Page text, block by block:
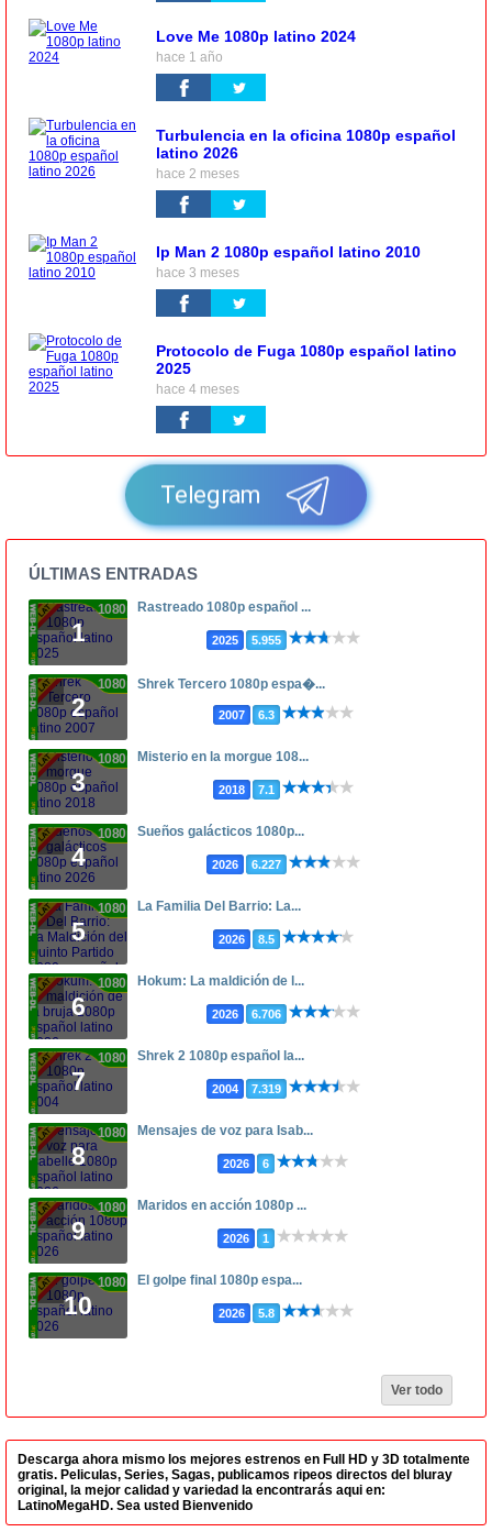
Love Me 1080p latino 2024
hace 1 año
Turbulencia en la oficina 1080p español
latino 2026
hace 2 meses
Ip Man 2 1080p español latino 2010
hace 3 meses
Protocolo de Fuga 1080p español latino
2025
hace 4 meses
Telegram
ÚLTIMAS ENTRADAS
1
1080p Rastreado 1080p español ...
2025 5.955
2
1080p Shrek Tercero 1080p espa�...
2007 6.3
3
1080p Misterio en la morgue 108...
2018 7.1
4
1080p Sueños galácticos 1080p...
2026 6.227
5
1080p La Familia Del Barrio: La...
2026 8.5
6
1080p Hokum: La maldición de l...
2026 6.706
7
1080p Shrek 2 1080p español la...
2004 7.319
8
1080p Mensajes de voz para Isab...
2026 6
9
1080p Maridos en acción 1080p ...
2026 1
10
1080p El golpe final 1080p espa...
2026 5.8
Ver todo
Descarga ahora mismo los mejores estrenos en Full HD y 3D totalmente
gratis. Peliculas, Series, Sagas, publicamos ripeos directos del bluray
original, la mejor calidad y variedad la encontrarás aqui en:
LatinoMegaHD. Sea usted Bienvenido